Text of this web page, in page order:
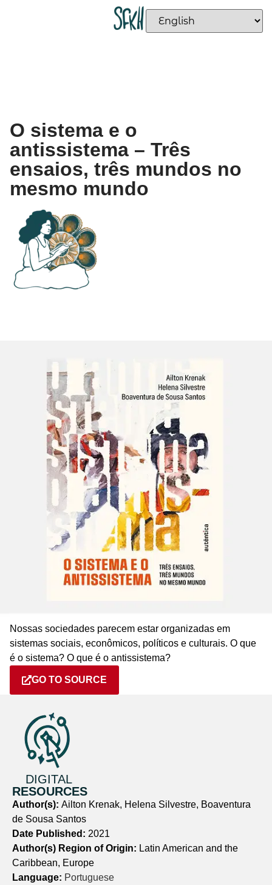
O sistema e o
antissistema – Três
ensaios, três mundos no
mesmo mundo
Nossas sociedades parecem estar organizadas em
sistemas sociais, econômicos, políticos e culturais. O que
é o sistema? O que é o antissistema?
GO TO SOURCE
DIGITAL
RESOURCES
Author(s): Ailton Krenak, Helena Silvestre, Boaventura
de Sousa Santos
Date Published: 2021
Author(s) Region of Origin: Latin American and the
Caribbean, Europe
Language: Portuguese